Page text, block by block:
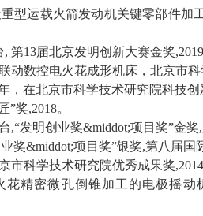
型运载火箭发动机关键零部件加
, 第13届北京发明创新大赛金奖,2019
动数控电火花成形机床，北京市
，在北京市科学技术研究院科技
”奖,2018。
,“发明创业奖&middot;项目奖”金奖,
奖&middot;项目奖”银奖,第八届国
市科学技术研究院优秀成果奖,2014
花精密微孔倒锥加工的电极摇动